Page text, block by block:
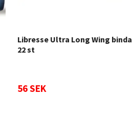
Libresse Ultra Long Wing binda
22 st
56 SEK